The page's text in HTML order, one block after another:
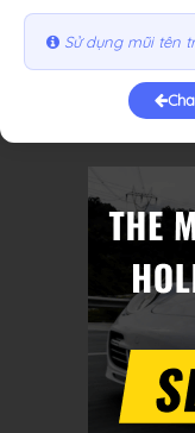
Sử dụng mũi tên